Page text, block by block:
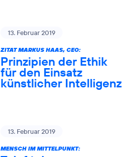
13. Februar 2019
ZITAT MARKUS HAAS, CEO:
Prinzipien der Ethik
für den Einsatz
künstlicher Intelligenz
13. Februar 2019
MENSCH IM MITTELPUNKT: